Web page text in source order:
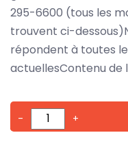
295-6600 (tous les
trouvent ci-
répondent à toutes
actuellesContenu de l
- +